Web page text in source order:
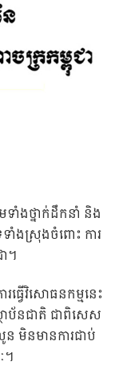
ាំងថ្នាក់ដឹកនាំ និង
ទាំងស្រុងចំពោះ ការ
។
វើវិសោធនកម្មនេះ
ាប័នជាតិ ជាពិសេស
ន មិនមានការជាប់
។